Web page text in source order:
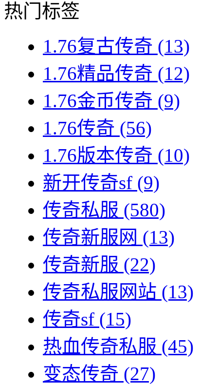
热门标签
1.76复古传奇 (13)
1.76精品传奇 (12)
1.76金币传奇 (9)
1.76传奇 (56)
1.76版本传奇 (10)
新开传奇sf (9)
传奇私服 (580)
传奇新服网 (13)
传奇新服 (22)
传奇私服网站 (13)
传奇sf (15)
热血传奇私服 (45)
变态传奇 (27)